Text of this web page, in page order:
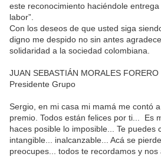
este reconocimiento haciéndole
labor”.
Con los deseos de que usted siga
digno me despido no sin antes
solidaridad a la sociedad colombiana.
JUAN SEBASTIÁN MORALES FORERO
Presidente Grupo
Sergio, en mi casa mi mamá me contó
premio. Todos están felices por ti... Es
haces posible lo imposible... Te puedes
intangible... inalcanzable... Acá se
preocupes... todos te recordamos y